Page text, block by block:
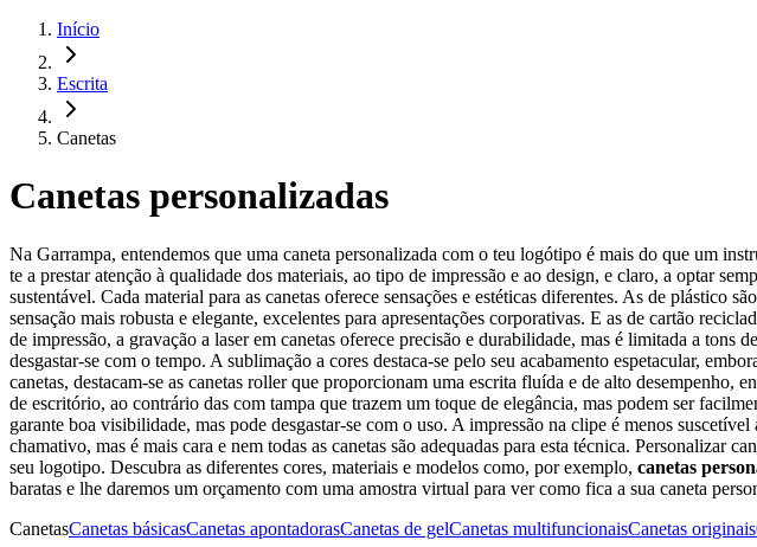
Início
Escrita
Canetas
Canetas personalizadas
Na Garrampa, entendemos que uma caneta personalizada com o teu logótipo é mais do que um
te a prestar atenção à qualidade dos materiais, ao tipo de impressão e ao design, e claro, a optar
sustentável. Cada material para as canetas oferece sensações e estéticas diferentes. As de plástico
sensação mais robusta e elegante, excelentes para apresentações corporativas. E as de cartão
de impressão, a gravação a laser em canetas oferece precisão e durabilidade, mas é limitada a
desgastar-se com o tempo. A sublimação a cores destaca-se pelo seu acabamento espetacular,
canetas, destacam-se as canetas roller que proporcionam uma escrita fluída e de alto desempenho,
de escritório, ao contrário das com tampa que trazem um toque de elegância, mas podem ser
garante boa visibilidade, mas pode desgastar-se com o uso. A impressão na clipe é menos
chamativo, mas é mais cara e nem todas as canetas são adequadas para esta técnica. Personalizar
seu logotipo. Descubra as diferentes cores, materiais e modelos como, por exemplo, canetas
baratas e lhe daremos um orçamento com uma amostra virtual para ver como fica a sua caneta
CanetasCanetas básicasCanetas apontadorasCanetas de gelCanetas multifuncionaisCanetas originais